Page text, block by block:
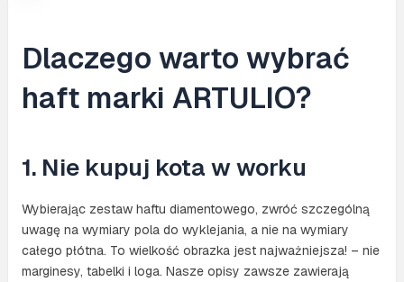
Dlaczego warto wybrać
haft marki ARTULIO?
1. Nie kupuj kota w worku
Wybierając zestaw haftu diamentowego, zwróć szczególną
uwagę na wymiary pola do wyklejania, a nie na wymiary
całego płótna. To wielkość obrazka jest najważniejsza! – nie
marginesy, tabelki i loga. Nasze opisy zawsze zawierają